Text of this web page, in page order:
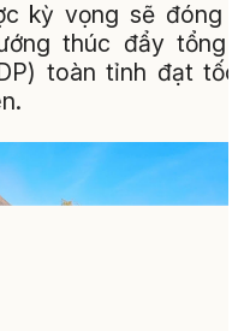
kỳ vọng sẽ đóng
thúc đẩy tổng
toàn tỉnh đạt